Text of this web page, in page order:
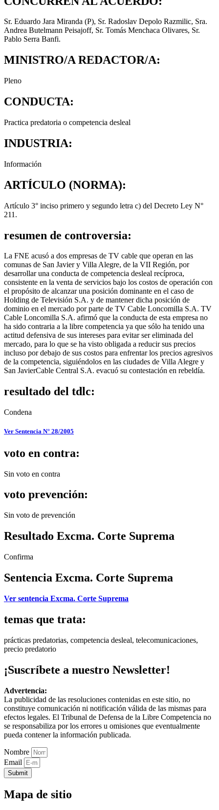
Sr. Eduardo Jara Miranda (P), Sr. Radoslav Depolo Razmilic, Sra.
Andrea Butelmann Peisajoff, Sr. Tomás Menchaca Olivares, Sr.
Pablo Serra Banfi.
MINISTRO/A REDACTOR/A:
Pleno
CONDUCTA:
Practica predatoria o competencia desleal
INDUSTRIA:
Información
ARTÍCULO (NORMA):
Artículo 3° inciso primero y segundo letra c) del Decreto Ley N°
211.
resumen de controversia:
La FNE acusó a dos empresas de TV cable que operan en las
comunas de San Javier y Villa Alegre, de la VII Región, por
desarrollar una conducta de competencia desleal recíproca,
consistente en la venta de servicios bajo los costos de operación con
el propósito de alcanzar una posición dominante en el caso de
Holding de Televisión S.A. y de mantener dicha posición de
dominio en el mercado por parte de TV Cable Loncomilla S.A. TV
Cable Loncomilla S.A. afirmó que la conducta de esta empresa no
ha sido contraria a la libre competencia ya que sólo ha tenido una
actitud defensiva de sus intereses para evitar ser eliminada del
mercado, para lo que se ha visto obligada a reducir sus precios
incluso por debajo de sus costos para enfrentar los precios agresivos
de la competencia, siguiéndolos en las ciudades de Villa Alegre y
San JavierCable Central S.A. evacuó su contestación en rebeldía.
resultado del tdlc:
Condena
Ver Sentencia N° 28/2005
voto en contra:
Sin voto en contra
voto prevención:
Sin voto de prevención
Resultado Excma. Corte Suprema
Confirma
Sentencia Excma. Corte Suprema
Ver sentencia Excma. Corte Suprema
temas que trata:
prácticas predatorias, competencia desleal, telecomunicaciones,
precio predatorio
¡Suscríbete a nuestro Newsletter!
Advertencia:
La publicidad de las resoluciones contenidas en este sitio, no
constituye comunicación ni notificación válida de las mismas para
efectos legales. El Tribunal de Defensa de la Libre Competencia no
se responsabiliza por los errores u omisiones que eventualmente
pueda contener la información publicada.
Nombre
Email
Submit
Mapa de sitio